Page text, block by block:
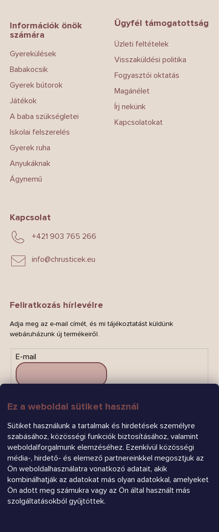
Ez a weboldal sütiket használ
Sütiket használunk a tartalmak és hirdetések személyre
szabásához, közösségi funkciók biztosításához, valamint
weboldalforgalmunk elemzéséhez. Ezenkívül közösségi
média-, hirdető- és elemező partnereinkkel megosztjuk az
Ön weboldalhasználatra vonatkozó adatait, akik
kombinálhatják az adatokat más olyan adatokkal, amelyeket
Ön adott meg számukra vagy az Ön által használt más
szolgáltatásokból gyűjtöttek.
Információk önök
számára
Gyerekülések
Babakocsik
Gyerek bútorok
Játékok
A baba szükségletei
Iskolai felszerelés
Gyerek ruha
Anyukáknak
Ágynemű
Ügyfél támogatottság
Üzleti feltételek
Visszaküldési politika
Fogyasztói oktatás
Magánélet
Írj nekünk
Kapcsolatokat
Kapcsolat
info@chrusticek.eu
+421 903 765 266
Feliratkozás hírlevélre
Adja meg az e-mail címét, és mi tájékoztatást küldünk
webáruházunk új termékeiről.
E-mail
FELIRATKOZÁS
Árukereső.hu